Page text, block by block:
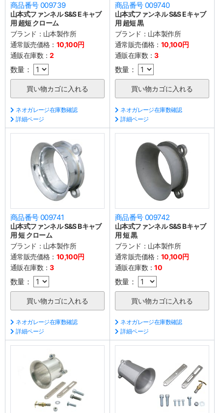
商品番号 009739
山本式ファンネル S&S Eキャブ
用 超短 クローム
ブランド： 山本製作所
通常販売価格： 10,100円
通販在庫数：2
数量：
ネオガレージ在庫数確認
詳細ページ
商品番号 009740
山本式ファンネル S&S Eキャブ
用 超短 黒
ブランド： 山本製作所
通常販売価格： 10,100円
通販在庫数：3
数量：
ネオガレージ在庫数確認
詳細ページ
商品番号 009741
山本式ファンネル S&S Bキャブ
用 短 クローム
ブランド： 山本製作所
通常販売価格： 10,100円
通販在庫数：3
数量：
ネオガレージ在庫数確認
詳細ページ
商品番号 009742
山本式ファンネル S&S Bキャブ
用 短 黒
ブランド： 山本製作所
通常販売価格： 10,100円
通販在庫数：10
数量：
ネオガレージ在庫数確認
詳細ページ